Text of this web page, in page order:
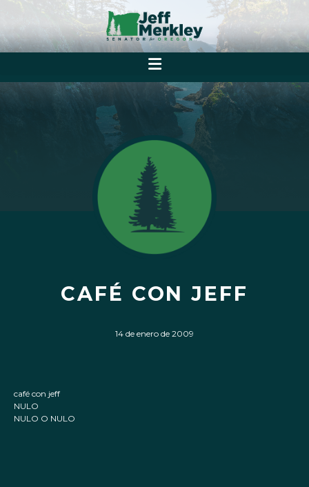
CAFÉ CON JEFF
14 de enero de 2009
café con jeff
NULO
NULO O NULO